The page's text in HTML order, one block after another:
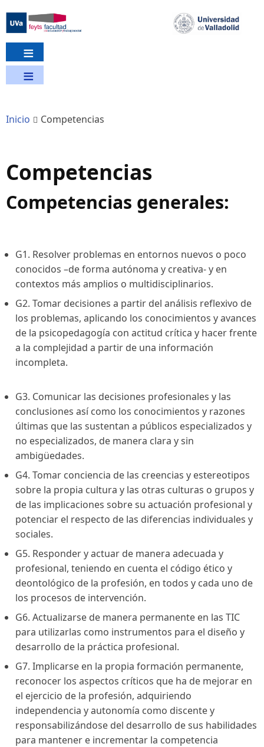
contenido
principal
Inicio Competencias
Competencias
Competencias generales:
G1. Resolver problemas en entornos nuevos o poco
conocidos –de forma autónoma y creativa- y en
contextos más amplios o multidisciplinarios.
G2. Tomar decisiones a partir del análisis reflexivo de
los problemas, aplicando los conocimientos y avances
de la psicopedagogía con actitud crítica y hacer frente
a la complejidad a partir de una información
incompleta.
G3. Comunicar las decisiones profesionales y las
conclusiones así como los conocimientos y razones
últimas que las sustentan a públicos especializados y
no especializados, de manera clara y sin
ambigüedades.
G4. Tomar conciencia de las creencias y estereotipos
sobre la propia cultura y las otras culturas o grupos y
de las implicaciones sobre su actuación profesional y
potenciar el respecto de las diferencias individuales y
sociales.
G5. Responder y actuar de manera adecuada y
profesional, teniendo en cuenta el código ético y
deontológico de la profesión, en todos y cada uno de
los procesos de intervención.
G6. Actualizarse de manera permanente en las TIC
para utilizarlas como instrumentos para el diseño y
desarrollo de la práctica profesional.
G7. Implicarse en la propia formación permanente,
reconocer los aspectos críticos que ha de mejorar en
el ejercicio de la profesión, adquiriendo
independencia y autonomía como discente y
responsabilizándose del desarrollo de sus habilidades
para mantener e incrementar la competencia